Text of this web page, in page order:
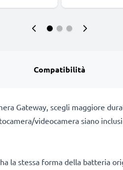
Compatibilità
Gateway, scegli maggiore
videocamera siano
la stessa forma della batteria